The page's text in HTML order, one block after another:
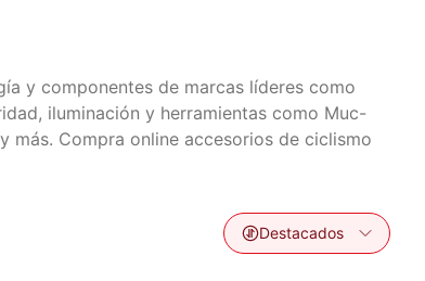
y componentes de marcas líderes como
iluminación y herramientas como Muc-
más. Compra online accesorios de ciclismo
Destacados